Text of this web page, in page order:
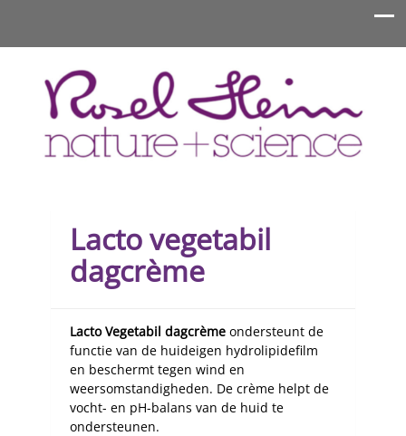
Lacto vegetabil
dagcrème
Lacto Vegetabil dagcrème ondersteunt de
functie van de huideigen hydrolipidefilm
en beschermt tegen wind en
weersomstandigheden. De crème helpt de
vocht- en pH-balans van de huid te
ondersteunen.